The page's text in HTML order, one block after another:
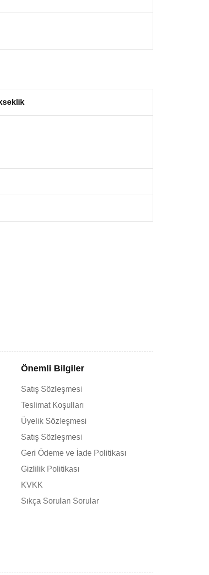
Önemli Bilgiler
Satış Sözleşmesi
Teslimat Koşulları
Üyelik Sözleşmesi
Satış Sözleşmesi
Geri Ödeme ve İade Politikası
Gizlilik Politikası
KVKK
Sıkça Sorulan Sorular